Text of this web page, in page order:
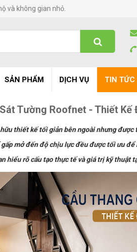
và không gian nhỏ.
SẢN PHẨM DỊCH VỤ TIN TỨC
Tường Roofnet - Thiết Kế
thiết kế tối giản bên ngoài nhưng
mở đến độ chịu lực đều được tối ưu
hiểu rõ cấu tạo thực tế và giá trị kỹ thuật